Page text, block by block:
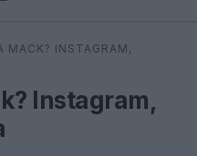
⌕
MACK? INSTAGRAM,
Instagram,